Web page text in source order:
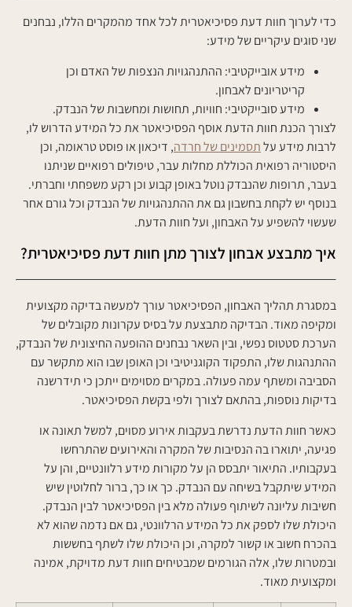
כדי לערוך חוות דעת פסיכיאטרית לכל אחד מהמקרים הללו, נבחנים
שני סוגים עיקריים של מידע:
מידע אובייקטיבי: ההתנהגויות הנצפות של האדם וכן
קריטריונים לאבחון.
מידע סובייקטיבי: חוויות, תחושות ומחשבות של הנבדק.
לצורך הכנת חוות הדעת אוסף הפסיכיאטר את כל המידע הדרוש לו,
לרבות מידע עלתסמינים של חרדה, דיכאון או פוסט טראומה, וכן
היסטוריה רפואית הכוללת מחלות עבר, טיפולים רפואיים שניתנו
בעבר, תרופות שהנבדק נוטל באופן קבוע וכן רקע משפחתי וחברתי.
בנוסף יש לקחת בחשבון גם את ההתנהגויות של הנבדק וכל גורם אחר
שעשוי להשפיע על האבחון, ועל חוות הדעת.
איך מתבצע אבחון לצורך מתן חוות דעת פסיכיאטרית?
במסגרת תהליך האבחון, הפסיכיאטר עורך למעשה בדיקה מקצועית
ומקיפה מאוד. הבדיקה מתבצעת על בסיס עקרונות מקובלים של
הערכת סטטוס נפשי, ובין השאר נבחנים ההופעה החיצונית של הנבדק,
ההתנהגות שלו, התפקוד הקוגניטיבי וכן האופן שבו הוא מתקשר עם
הסביבה ומשתף עמה פעולה. במקרים מסוימים ייתכן כי תידרשנה
בדיקות נוספות, בהתאם לצורך ולפי בקשת הפסיכיאטר.
כאשר חוות הדעת נדרשת בעקבות אירוע מסוים, למשל תאונה או
פגיעה, יתוארו בה הנסיבות של המקרה והאירועים שהתרחשו
בעקבותיו. התיאור יתבסס הן על מקורות מידע רלוונטיים, והן על
המידע שיתקבל בשיחה עם הנבדק. כך או כך, ברור לחלוטין שיש
חשיבות עליונה לשיתוף פעולה מלא בין הפסיכיאטר לבין הנבדק.
היכולת שלו לספק את כל המידע הרלוונטי, גם אם נדמה שהוא לא
בהכרח חשוב או קשור למקרה, וכן היכולת שלו לשתף בחששות
ובמטרות שלו, אלה הגורמים שמבטיחים חוות דעת מדויקת, אמינה
ומקצועית מאוד.